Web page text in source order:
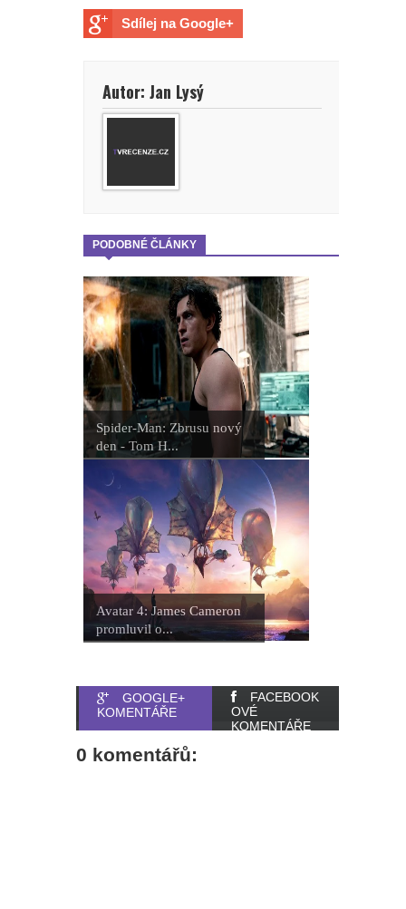
Sdílej na Google+
Autor: Jan Lysý
PODOBNÉ ČLÁNKY
Spider-Man: Zbrusu nový
den - Tom H...
Avatar 4: James Cameron
promluvil o...
GOOGLE+
KOMENTÁŘE
FACEBOOK
OVÉ
KOMENTÁŘE
0 komentářů: